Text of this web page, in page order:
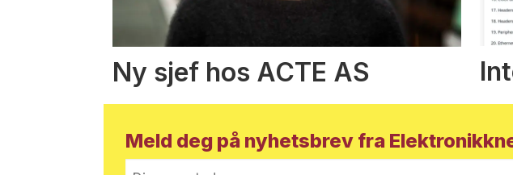
Ny sjef hos ACTE AS
Meld deg på nyhetsbrev fra